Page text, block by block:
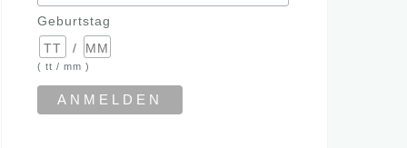
Geburtstag
/
( tt / mm )